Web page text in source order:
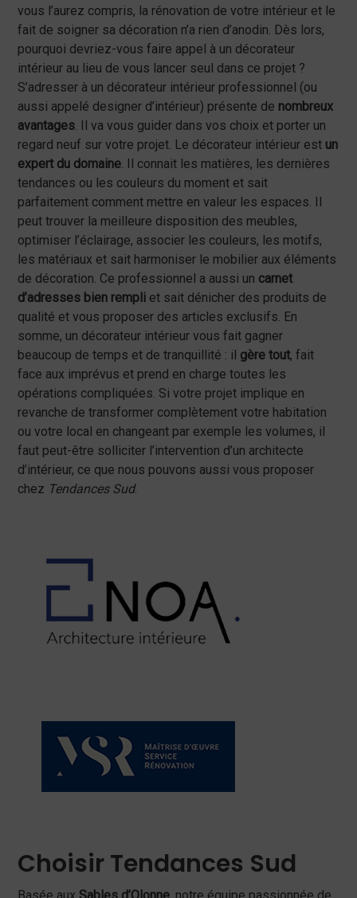
vous l’aurez compris, la rénovation de votre intérieur et le
fait de soigner sa décoration n’a rien d’anodin. Dès lors,
pourquoi devriez-vous faire appel à un décorateur
intérieur au lieu de vous lancer seul dans ce projet ?
S’adresser à un décorateur intérieur professionnel (ou
aussi appelé designer d’intérieur) présente de nombreux
avantages. Il va vous guider dans vos choix et porter un
regard neuf sur votre projet. Le décorateur intérieur est un
expert du domaine. Il connait les matières, les dernières
tendances ou les couleurs du moment et sait
parfaitement comment mettre en valeur les espaces. Il
peut trouver la meilleure disposition des meubles,
optimiser l’éclairage, associer les couleurs, les motifs,
les matériaux et sait harmoniser le mobilier aux éléments
de décoration. Ce professionnel a aussi un carnet
d’adresses bien rempli et sait dénicher des produits de
qualité et vous proposer des articles exclusifs. En
somme, un décorateur intérieur vous fait gagner
beaucoup de temps et de tranquillité : il gère tout, fait
face aux imprévus et prend en charge toutes les
opérations compliquées. Si votre projet implique en
revanche de transformer complètement votre habitation
ou votre local en changeant par exemple les volumes, il
faut peut-être solliciter l’intervention d’un architecte
d’intérieur, ce que nous pouvons aussi vous proposer
chez Tendances Sud.
Choisir Tendances Sud